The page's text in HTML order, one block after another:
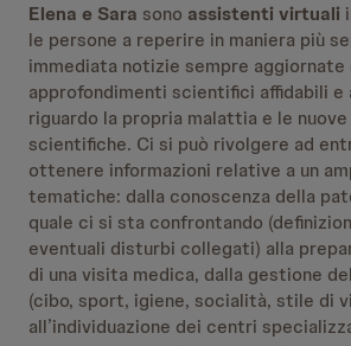
Elena e Sara sono assistenti virtuali
le persone a reperire in maniera più
immediata notizie sempre aggiornate
approfondimenti scientifici affidabili e
riguardo la propria malattia e le
scientifiche. Ci si può rivolgere ad
ottenere informazioni relative a un
tematiche: dalla conoscenza della
quale ci si sta confrontando
eventuali disturbi collegati) alla
di una visita medica, dalla gestione
(cibo, sport, igiene, socialità, stile di
all’individuazione dei centri